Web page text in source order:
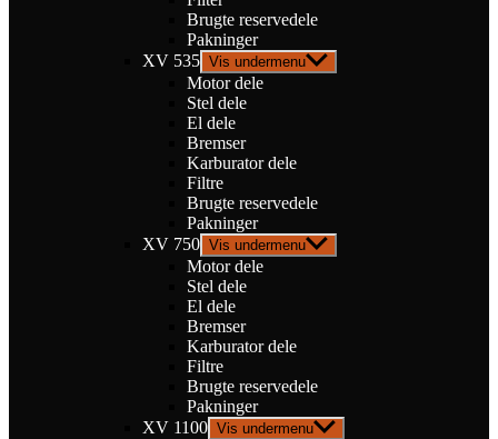
Brugte reservedele
Pakninger
XV 535 Vis undermenu
Motor dele
Stel dele
El dele
Bremser
Karburator dele
Filtre
Brugte reservedele
Pakninger
XV 750 Vis undermenu
Motor dele
Stel dele
El dele
Bremser
Karburator dele
Filtre
Brugte reservedele
Pakninger
XV 1100 Vis undermenu